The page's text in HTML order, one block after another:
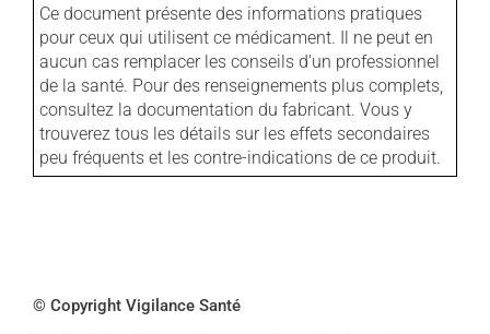
Ce document présente des informations pratiques
pour ceux qui utilisent ce médicament. Il ne peut en
aucun cas remplacer les conseils d'un professionnel
de la santé. Pour des renseignements plus complets,
consultez la documentation du fabricant. Vous y
trouverez tous les détails sur les effets secondaires
peu fréquents et les contre-indications de ce produit.
© Copyright Vigilance Santé